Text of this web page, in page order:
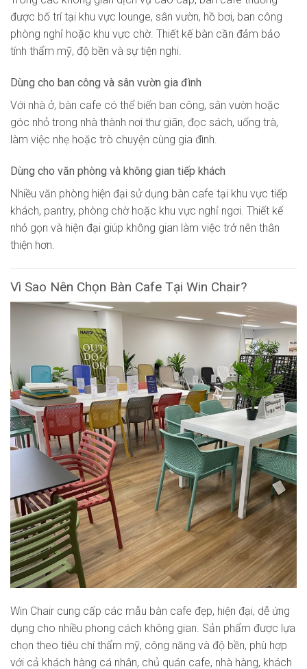
được bố trí tại khu vực lounge, sân vườn, hồ bơi, ban công
phòng nghỉ hoặc khu vực chờ. Thiết kế bàn cần đảm bảo
tính thẩm mỹ, độ bền và sự tiện nghi.
Dùng cho ban công và sân vườn gia đình
Với nhà ở, bàn cafe có thể biến ban công, sân vườn hoặc
góc nhỏ trong nhà thành nơi thư giãn, đọc sách, uống trà,
làm việc nhẹ hoặc trò chuyện cùng gia đình.
Dùng cho văn phòng và không gian tiếp khách
Nhiều văn phòng hiện đại sử dụng bàn cafe tại khu vực tiếp
khách, pantry, phòng chờ hoặc khu vực nghỉ ngơi. Thiết kế
nhỏ gọn và hiện đại giúp không gian làm việc trở nên thân
thiện hơn.
Vì Sao Nên Chọn Bàn Cafe Tại Win Chair?
Win Chair cung cấp các mẫu bàn cafe đẹp, hiện đại, dễ ứng
dụng cho nhiều phong cách không gian. Sản phẩm được lựa
chọn theo tiêu chí thẩm mỹ, công năng và độ bền, phù hợp
với cả khách hàng cá nhân, chủ quán cafe, nhà hàng, khách